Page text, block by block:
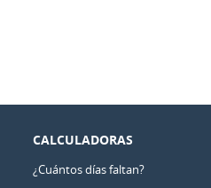
CALCULADORAS
¿Cuántos días faltan?